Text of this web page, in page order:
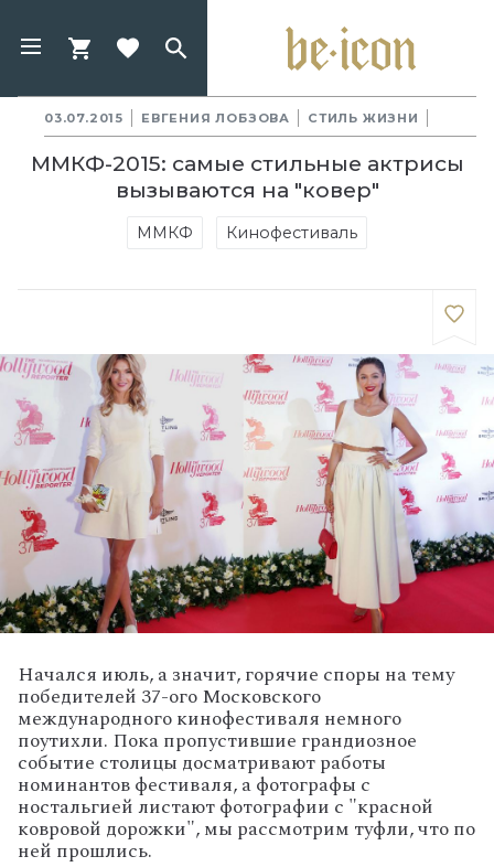
03.07.2015 ЕВГЕНИЯ ЛОБЗОВА СТИЛЬ ЖИЗНИ
ММКФ-2015: самые стильные актрисы
вызываются на "ковер"
ММКФ Кинофестиваль
Начался июль, а значит, горячие споры на тему
победителей 37-ого Московского
международного кинофестиваля немного
поутихли. Пока пропустившие грандиозное
событие столицы досматривают работы
номинантов фестиваля, а фотографы с
ностальгией листают фотографии с "красной
ковровой дорожки", мы рассмотрим туфли, что по
ней прошлись.